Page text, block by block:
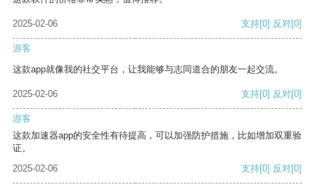
2025-02-06 支持[0] 反对[0]
游客
这款app就像我的社交平台，让我能够与志同道合的朋友一起交流。
2025-02-06 支持[0] 反对[0]
游客
这款加速器app的安全性有待提高，可以加强防护措施，比如增加双重验
证。
2025-02-06
支持[0] 反对[0]